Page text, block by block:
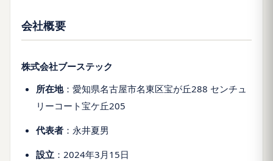
会社概要
株式会社ブーステック
所在地：愛知県名古屋市名東区宝が丘288 センチュ
リーコート宝ケ丘205
代表者 ：永井夏男
設立 ：2024年3月15日